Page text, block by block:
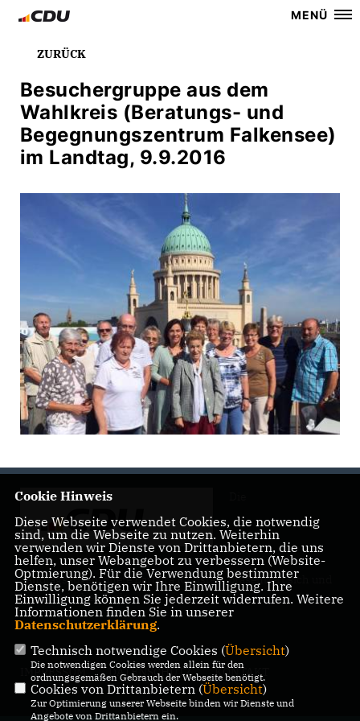
MENÜ
ZURÜCK
Besuchergruppe aus dem
Wahlkreis (Beratungs- und
Begegnungszentrum Falkensee)
im Landtag, 9.9.2016
Landtagsabgeordnete Barbara Richstein präsentiert sich und
ihre politischen Ziele.
IMPRESSUM DATENSCHUTZ KONTAKT
Cookie Hinweis
Diese Webseite verwendet Cookies, die notwendig
sind, um die Webseite zu nutzen. Weiterhin
verwenden wir Dienste von Drittanbietern, die uns
helfen, unser Webangebot zu verbessern (Website-
Optmierung). Für die Verwendung bestimmter
Dienste, benötigen wir Ihre Einwilligung. Ihre
Einwilligung können Sie jederzeit widerrufen. Weitere
Informationen finden Sie in unserer
Datenschutzerklärung.
Technisch notwendige Cookies (Übersicht)
Die notwendigen Cookies werden allein für den
ordnungsgemäßen Gebrauch der Webseite benötigt.
Cookies von Drittanbietern (Übersicht)
Zur Optimierung unserer Webseite binden wir Dienste und
Angebote von Drittanbietern ein.